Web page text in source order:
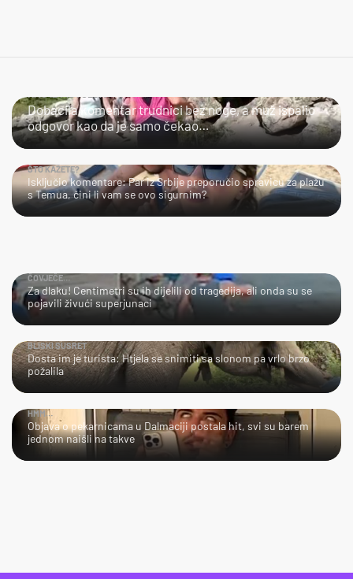
Dobacila komentar trudnici bez noge, a muž ispalio
odgovor kao da je samo čekao…
ŠTO KAŽETE?
Isključio komentare: Par iz Srbije preporučio spravicu za plažu
s Temua, čini li vam se ovo sigurnim?
ČOVJEČE…
Za dlaku! Centimetri su ih dijelili od tragedija, ali onda su se
pojavili živući superjunaci
BLISKI SUSRET
Dosta im je turista: Htjela se snimiti sa slonom pa vrlo brzo
požalila
HMM…
Objava o pekarnicama u Dalmaciji postala hit, svi su barem
jednom naišli na takve